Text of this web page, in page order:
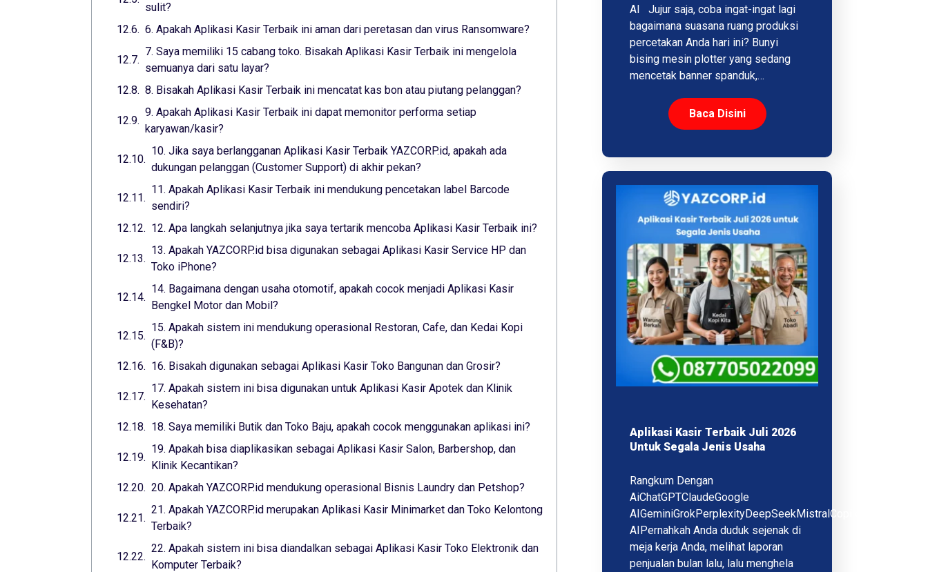
sulit?
6. Apakah Aplikasi Kasir Terbaik ini aman dari peretasan dan virus Ransomware?
7. Saya memiliki 15 cabang toko. Bisakah Aplikasi Kasir Terbaik ini mengelola
semuanya dari satu layar?
8. Bisakah Aplikasi Kasir Terbaik ini mencatat kas bon atau piutang pelanggan?
9. Apakah Aplikasi Kasir Terbaik ini dapat memonitor performa setiap
karyawan/kasir?
10. Jika saya berlangganan Aplikasi Kasir Terbaik YAZCORP.id, apakah ada
dukungan pelanggan (Customer Support) di akhir pekan?
11. Apakah Aplikasi Kasir Terbaik ini mendukung pencetakan label Barcode
sendiri?
12. Apa langkah selanjutnya jika saya tertarik mencoba Aplikasi Kasir Terbaik ini?
13. Apakah YAZCORP.id bisa digunakan sebagai Aplikasi Kasir Service HP dan
Toko iPhone?
14. Bagaimana dengan usaha otomotif, apakah cocok menjadi Aplikasi Kasir
Bengkel Motor dan Mobil?
15. Apakah sistem ini mendukung operasional Restoran, Cafe, dan Kedai Kopi
(F&B)?
16. Bisakah digunakan sebagai Aplikasi Kasir Toko Bangunan dan Grosir?
17. Apakah sistem ini bisa digunakan untuk Aplikasi Kasir Apotek dan Klinik
Kesehatan?
18. Saya memiliki Butik dan Toko Baju, apakah cocok menggunakan aplikasi ini?
19. Apakah bisa diaplikasikan sebagai Aplikasi Kasir Salon, Barbershop, dan
Klinik Kecantikan?
20. Apakah YAZCORP.id mendukung operasional Bisnis Laundry dan Petshop?
21. Apakah YAZCORP.id merupakan Aplikasi Kasir Minimarket dan Toko Kelontong
Terbaik?
22. Apakah sistem ini bisa diandalkan sebagai Aplikasi Kasir Toko Elektronik dan
Komputer Terbaik?
AI Jujur saja, coba ingat-ingat lagi
bagaimana suasana ruang produksi
percetakan Anda hari ini? Bunyi
bising mesin plotter yang sedang
mencetak banner spanduk,…
Baca Disini
Aplikasi Kasir Terbaik Juli 2026
Untuk Segala Jenis Usaha
Rangkum Dengan
AiChatGPTClaudeGoogle
AIGeminiGrokPerplexityDeepSeekMistralCopilotQwenMeta
AIPernahkah Anda duduk sejenak di
meja kerja Anda, melihat laporan
penjualan bulan lalu, lalu menghela